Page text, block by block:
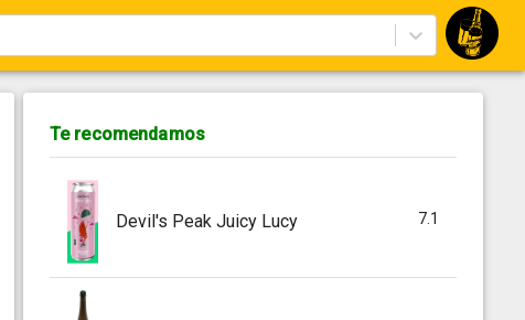
Te recomendamos
Devil's Peak Juicy Lucy 7.1